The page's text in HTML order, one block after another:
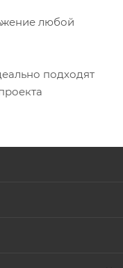
любой
подходят